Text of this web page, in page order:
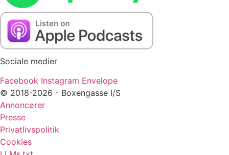
Sociale medier
Facebook Instagram Envelope
© 2018-2026 - Boxengasse I/S
Annoncører
Presse
Privatlivspolitik
Cookies